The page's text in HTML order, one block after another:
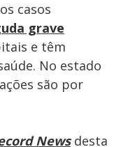
casos
grave
e têm
No estado
são por
Newsdesta